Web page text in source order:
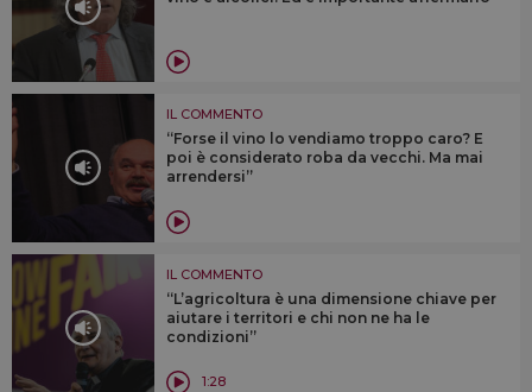
IL COMMENTO
“Forse il vino lo vendiamo troppo caro? E
poi è considerato roba da vecchi. Ma mai
arrendersi”
IL COMMENTO
“L’agricoltura è una dimensione chiave per
aiutare i territori e chi non ne ha le
condizioni”
1:28